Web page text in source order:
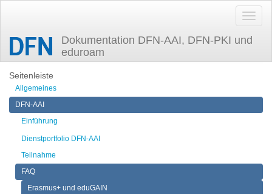
Dokumentation DFN-AAI, DFN-PKI und
eduroam
Zuletzt angesehen erasmus_faq
Seitenleiste
Allgemeines
DFN-AAI
Einführung
Dienstportfolio DFN-AAI
Teilnahme
FAQ
Erasmus+ und eduGAIN